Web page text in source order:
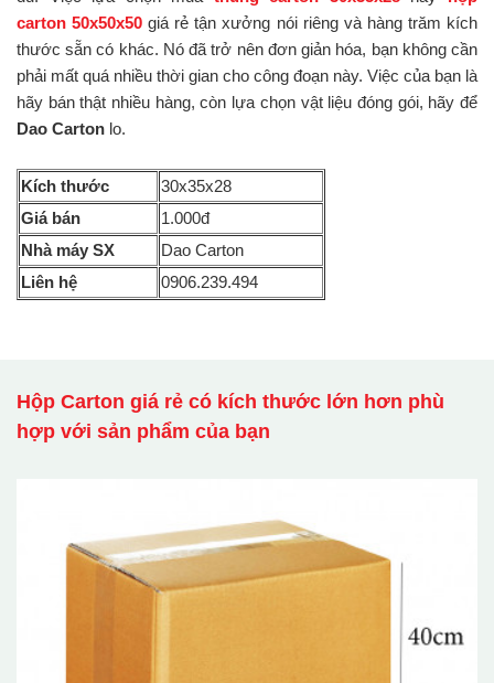
carton 50x50x50 giá rẻ tận xưởng nói riêng và hàng trăm kích
thước sẵn có khác. Nó đã trở nên đơn giản hóa, bạn không cần
phải mất quá nhiều thời gian cho công đoạn này. Việc của bạn là
hãy bán thật nhiều hàng, còn lựa chọn vật liệu đóng gói, hãy để
Dao Carton lo.
Kích thước
30x35x28
Giá bán
1.000đ
Nhà máy SX
Dao Carton
Liên hệ
0906.239.494
Hộp Carton giá rẻ có kích thước lớn hơn phù
hợp với sản phẩm của bạn